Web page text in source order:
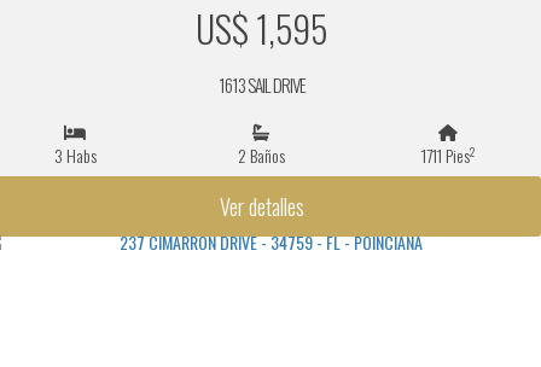
US$ 1,595
1613 SAIL DRIVE
3 Habs 2 Baños 1711 Pies2
Ver detalles